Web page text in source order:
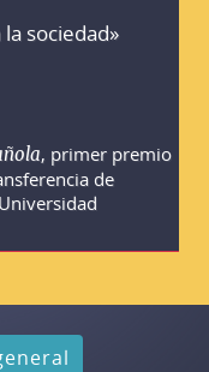
sociedad»
, primer premio
de